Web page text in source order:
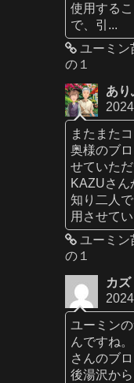
使用する
で、引...
ユーミ
の１
あり
またまた
奥様のブ
せていた
KAZUさん
知り二人
用させて
ユーミ
の１
カズ
ユーミン
んですね
さんのブ
後湯沢か